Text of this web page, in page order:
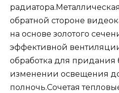
обратной стороне
на основе золотого
эффективной
обработка для придания
изменении освещения
полночь.Сочетая